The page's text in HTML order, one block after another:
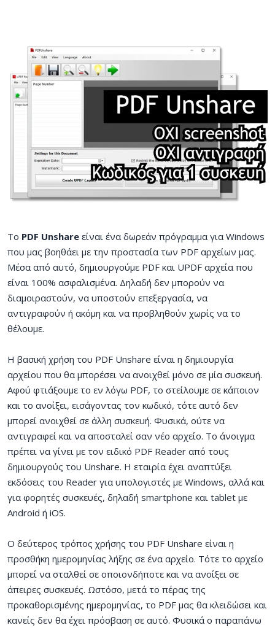
Το PDF Unshare είναι ένα δωρεάν πρόγραμμα για Windows
που μας βοηθάει με την προστασία των PDF αρχείων μας.
Μέσα από αυτό, δημιουργούμε PDF και UPDF αρχεία που
είναι 100% ασφαλισμένα. Δηλαδή δεν μπορούν να
διαμοιραστούν, να υποστούν επεξεργασία, να
αντιγραφούν ή ακόμη και να προβληθούν χωρίς να το
θέλουμε.
Η βασική χρήση του PDF Unshare είναι η δημιουργία
αρχείου που θα μπορέσει να ανοιχθεί μόνο σε μία συσκευή.
Αφού φτιάξουμε το εν λόγω PDF, το στείλουμε σε κάποιον
και το ανοίξει, εισάγοντας τον κωδικό, τότε αυτό δεν
μπορεί ανοιχθεί σε άλλη συσκευή. Φυσικά, ούτε να
αντιγραφεί και να αποσταλεί σαν νέο αρχείο. Το άνοιγμα
πρέπει να γίνει με τον ειδικό PDF Reader από τους
δημιουργούς του Unshare. Η εταιρία έχει αναπτύξει
εκδόσεις του Reader για υπολογιστές με Windows, αλλά και
για φορητές συσκευές, δηλαδή smartphone και tablet με
Android ή iOS.
Ο δεύτερος τρόπος χρήσης του PDF Unshare είναι η
προσθήκη ημερομηνίας λήξης σε ένα αρχείο. Τότε το αρχείο
μπορεί να σταλθεί σε οποιονδήποτε και να ανοίξει σε
άπειρες συσκευές. Ωστόσο, μετά το πέρας της
προκαθορισμένης ημερομηνίας, το PDF μας θα κλειδώσει και
κανείς δεν θα έχει πρόσβαση σε αυτό. Φυσικά ο παραπάνω